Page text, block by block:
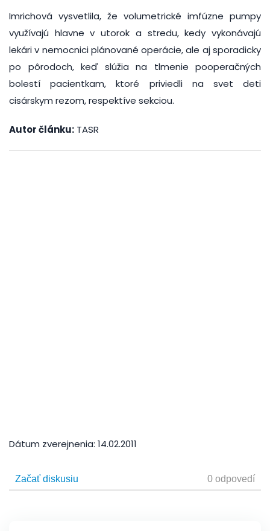
Imrichová vysvetlila, že volumetrické imfúzne pumpy
využívajú hlavne v utorok a stredu, kedy vykonávajú
lekári v nemocnici plánované operácie, ale aj sporadicky
po pôrodoch, keď slúžia na tlmenie pooperačných
bolestí pacientkam, ktoré priviedli na svet deti
cisárskym rezom, respektíve sekciou.
Autor článku: TASR
Dátum zverejnenia: 14.02.2011